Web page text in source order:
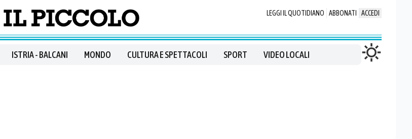
LEGGI IL QUOTIDIANO ABBONATI ACCEDI
ISTRIA - BALCANI MONDO CULTURA E SPETTACOLI SPORT VIDEO LOCALI